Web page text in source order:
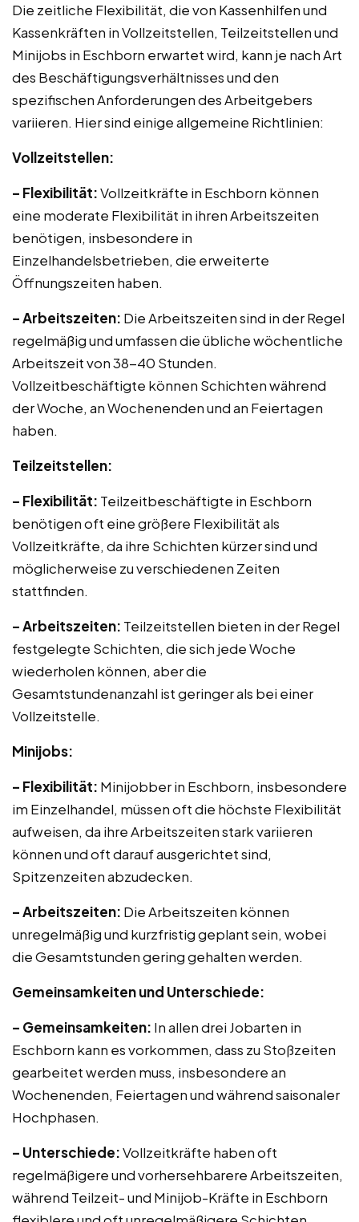
Die zeitliche Flexibilität, die von Kassenhilfen und
Kassenkräften in Vollzeitstellen, Teilzeitstellen und
Minijobs in Eschborn erwartet wird, kann je nach Art
des Beschäftigungsverhältnisses und den
spezifischen Anforderungen des Arbeitgebers
variieren. Hier sind einige allgemeine Richtlinien:
Vollzeitstellen:
– Flexibilität:Vollzeitkräfte in Eschborn können
eine moderate Flexibilität in ihren Arbeitszeiten
benötigen, insbesondere in
Einzelhandelsbetrieben, die erweiterte
Öffnungszeiten haben.
– Arbeitszeiten: Die Arbeitszeiten sind in der Regel
regelmäßig und umfassen die übliche wöchentliche
Arbeitszeit von 38-40 Stunden.
Vollzeitbeschäftigte können Schichten während
der Woche, an Wochenenden und an Feiertagen
haben.
Teilzeitstellen:
– Flexibilität: Teilzeitbeschäftigte in Eschborn
benötigen oft eine größere Flexibilität als
Vollzeitkräfte, da ihre Schichten kürzer sind und
möglicherweise zu verschiedenen Zeiten
stattfinden.
– Arbeitszeiten: Teilzeitstellen bieten in der Regel
festgelegte Schichten, die sich jede Woche
wiederholen können, aber die
Gesamtstundenanzahl ist geringer als bei einer
Vollzeitstelle.
Minijobs:
– Flexibilität: Minijobber in Eschborn, insbesondere
im Einzelhandel, müssen oft die höchste Flexibilität
aufweisen, da ihre Arbeitszeiten stark variieren
können und oft darauf ausgerichtet sind,
Spitzenzeiten abzudecken.
– Arbeitszeiten: Die Arbeitszeiten können
unregelmäßig und kurzfristig geplant sein, wobei
die Gesamtstunden gering gehalten werden.
Gemeinsamkeiten und Unterschiede:
– Gemeinsamkeiten: In allen drei Jobarten in
Eschborn kann es vorkommen, dass zu Stoßzeiten
gearbeitet werden muss, insbesondere an
Wochenenden, Feiertagen und während saisonaler
Hochphasen.
– Unterschiede:Vollzeitkräfte haben oft
regelmäßigere und vorhersehbarere Arbeitszeiten,
während Teilzeit- und Minijob-Kräfte in Eschborn